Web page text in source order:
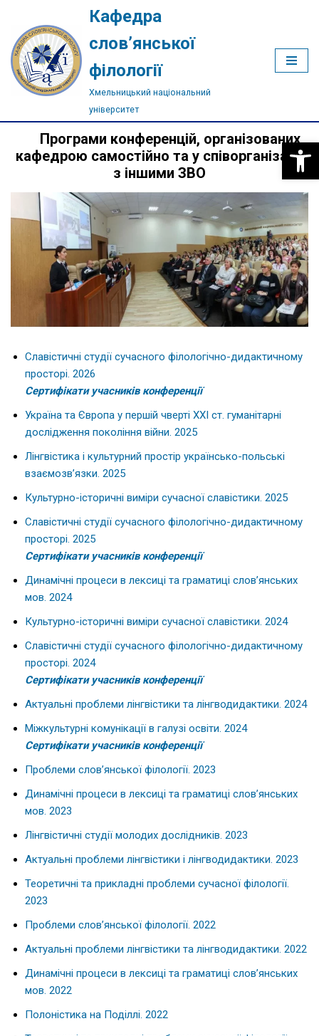
Перейти
до
вмісту
Кафедра
слов’янської
філології
Хмельницький національний
університет
Програми конференцій, організованих
кафедрою самостійно та у співорганізації
з іншими ЗВО
Славістичні студії сучасного філологічно-дидактичному
просторі. 2026
Сертифікати учасників конференції
Україна та Європа у першій чверті ХХІ ст. гуманітарні
дослідження покоління війни. 2025
Лінгвістика і культурний простір українсько-польські
взаємозв’язки. 2025
Культурно-історичні виміри сучасної славістики. 2025
Славістичні студії сучасного філологічно-дидактичному
просторі. 2025
Сертифікати учасників конференції
Динамічні процеси в лексиці та граматиці слов’янських
мов. 2024
Культурно-історичні виміри сучасної славістики. 2024
Славістичні студії сучасного філологічно-дидактичному
просторі. 2024
Сертифікати учасників конференції
Актуальні проблеми лінгвістики та лінгводидактики. 2024
Міжкультурні комунікації в галузі освіти. 2024
Сертифікати учасників конференції
Проблеми слов’янської філології. 2023
Динамічні процеси в лексиці та граматиці слов’янських
мов. 2023
Лінгвістичні студії молодих дослідників. 2023
Актуальні проблеми лінгвістики і лінгводидактики. 2023
Теоретичні та прикладні проблеми сучасної філології.
2023
Проблеми слов’янської філології. 2022
Актуальні проблеми лінгвістики та лінгводидактики. 2022
Динамічні процеси в лексиці та граматиці слов’янських
мов. 2022
Полоністика на Поділлі. 2022